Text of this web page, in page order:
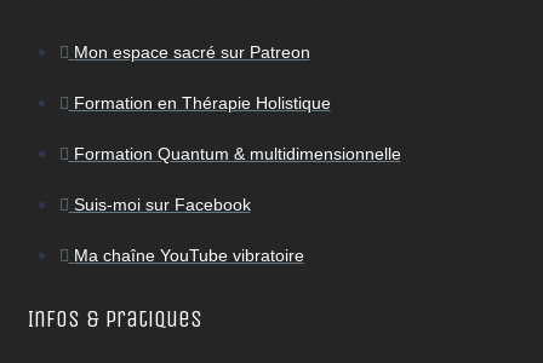
Mon espace sacré sur Patreon
Formation en Thérapie Holistique
Formation Quantum & multidimensionnelle
Suis-moi sur Facebook
Ma chaîne YouTube vibratoire
Infos & Pratiques